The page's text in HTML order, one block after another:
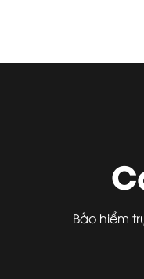
Bảo hiểm